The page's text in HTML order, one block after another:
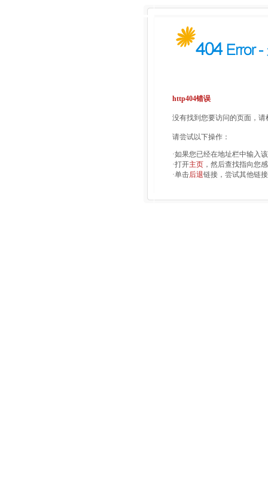
http404错误
没有找到您要访问的页面，
请尝试以下操作：
·如果您已经在地址栏中输入
·打开主页 ，然后查找指向您
·单击后退链接，尝试其他链